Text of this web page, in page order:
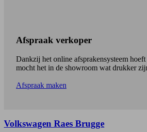
Afspraak verkoper
Dankzij het online afsprakensysteem hoeft
mocht het in de showroom wat drukker
Afspraak maken
Volkswagen Raes Brugge